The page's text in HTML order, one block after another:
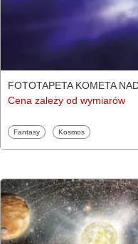
FOTOTAPETA KOMETA
Cena zależy od wymiarów
Fototapety
Fantasy Fototapety
Kosmos